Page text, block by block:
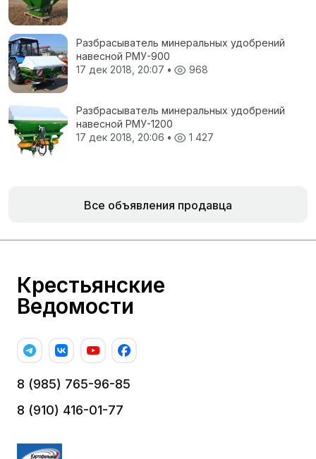
Разбрасыватель минеральных удобрений
навесной РМУ-900
17 дек 2018, 20:07 • 968
Разбрасыватель минеральных удобрений
навесной РМУ-1200
17 дек 2018, 20:06 • 1 427
Все объявления продавца
Крестьянские
Ведомости
8 (985) 765-96-85
8 (910) 416-01-77